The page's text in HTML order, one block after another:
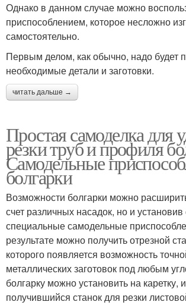
Однако в данном случае можно
приспособлением, которое несложно
самостоятельно.
Первым делом, как обычно, надо будет
необходимые детали и заготовки.
читать дальше →
Простая самоделка для
резки труб и профиля
Самодельные
болгарки
Возможности болгарки можно
счет различных насадок, но и
специальные самодельные
результате можно получить отрезной
которого появляется возможность
металлических заготовок под любым
болгарку можно установить на каретку,
получившийся станок для резки